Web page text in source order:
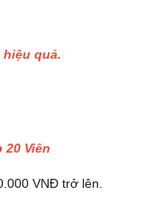
quả.
20 Viên
VNĐ trở lên.